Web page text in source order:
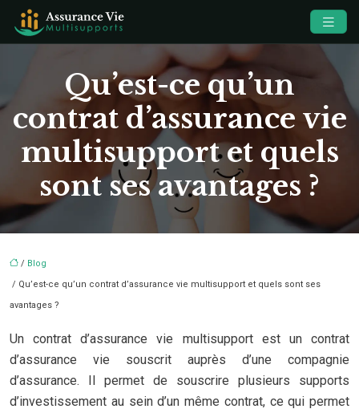
Qu’est-ce qu’un
contrat d’assurance vie
multisupport et quels
sont ses avantages ?
/ Blog
/ Qu’est-ce qu’un contrat d’assurance vie multisupport et quels sont ses
avantages ?
Un contrat d’assurance vie multisupport est un contrat
d’assurance vie souscrit auprès d’une compagnie
d’assurance. Il permet de souscrire plusieurs supports
d’investissement au sein d’un même contrat, ce qui permet